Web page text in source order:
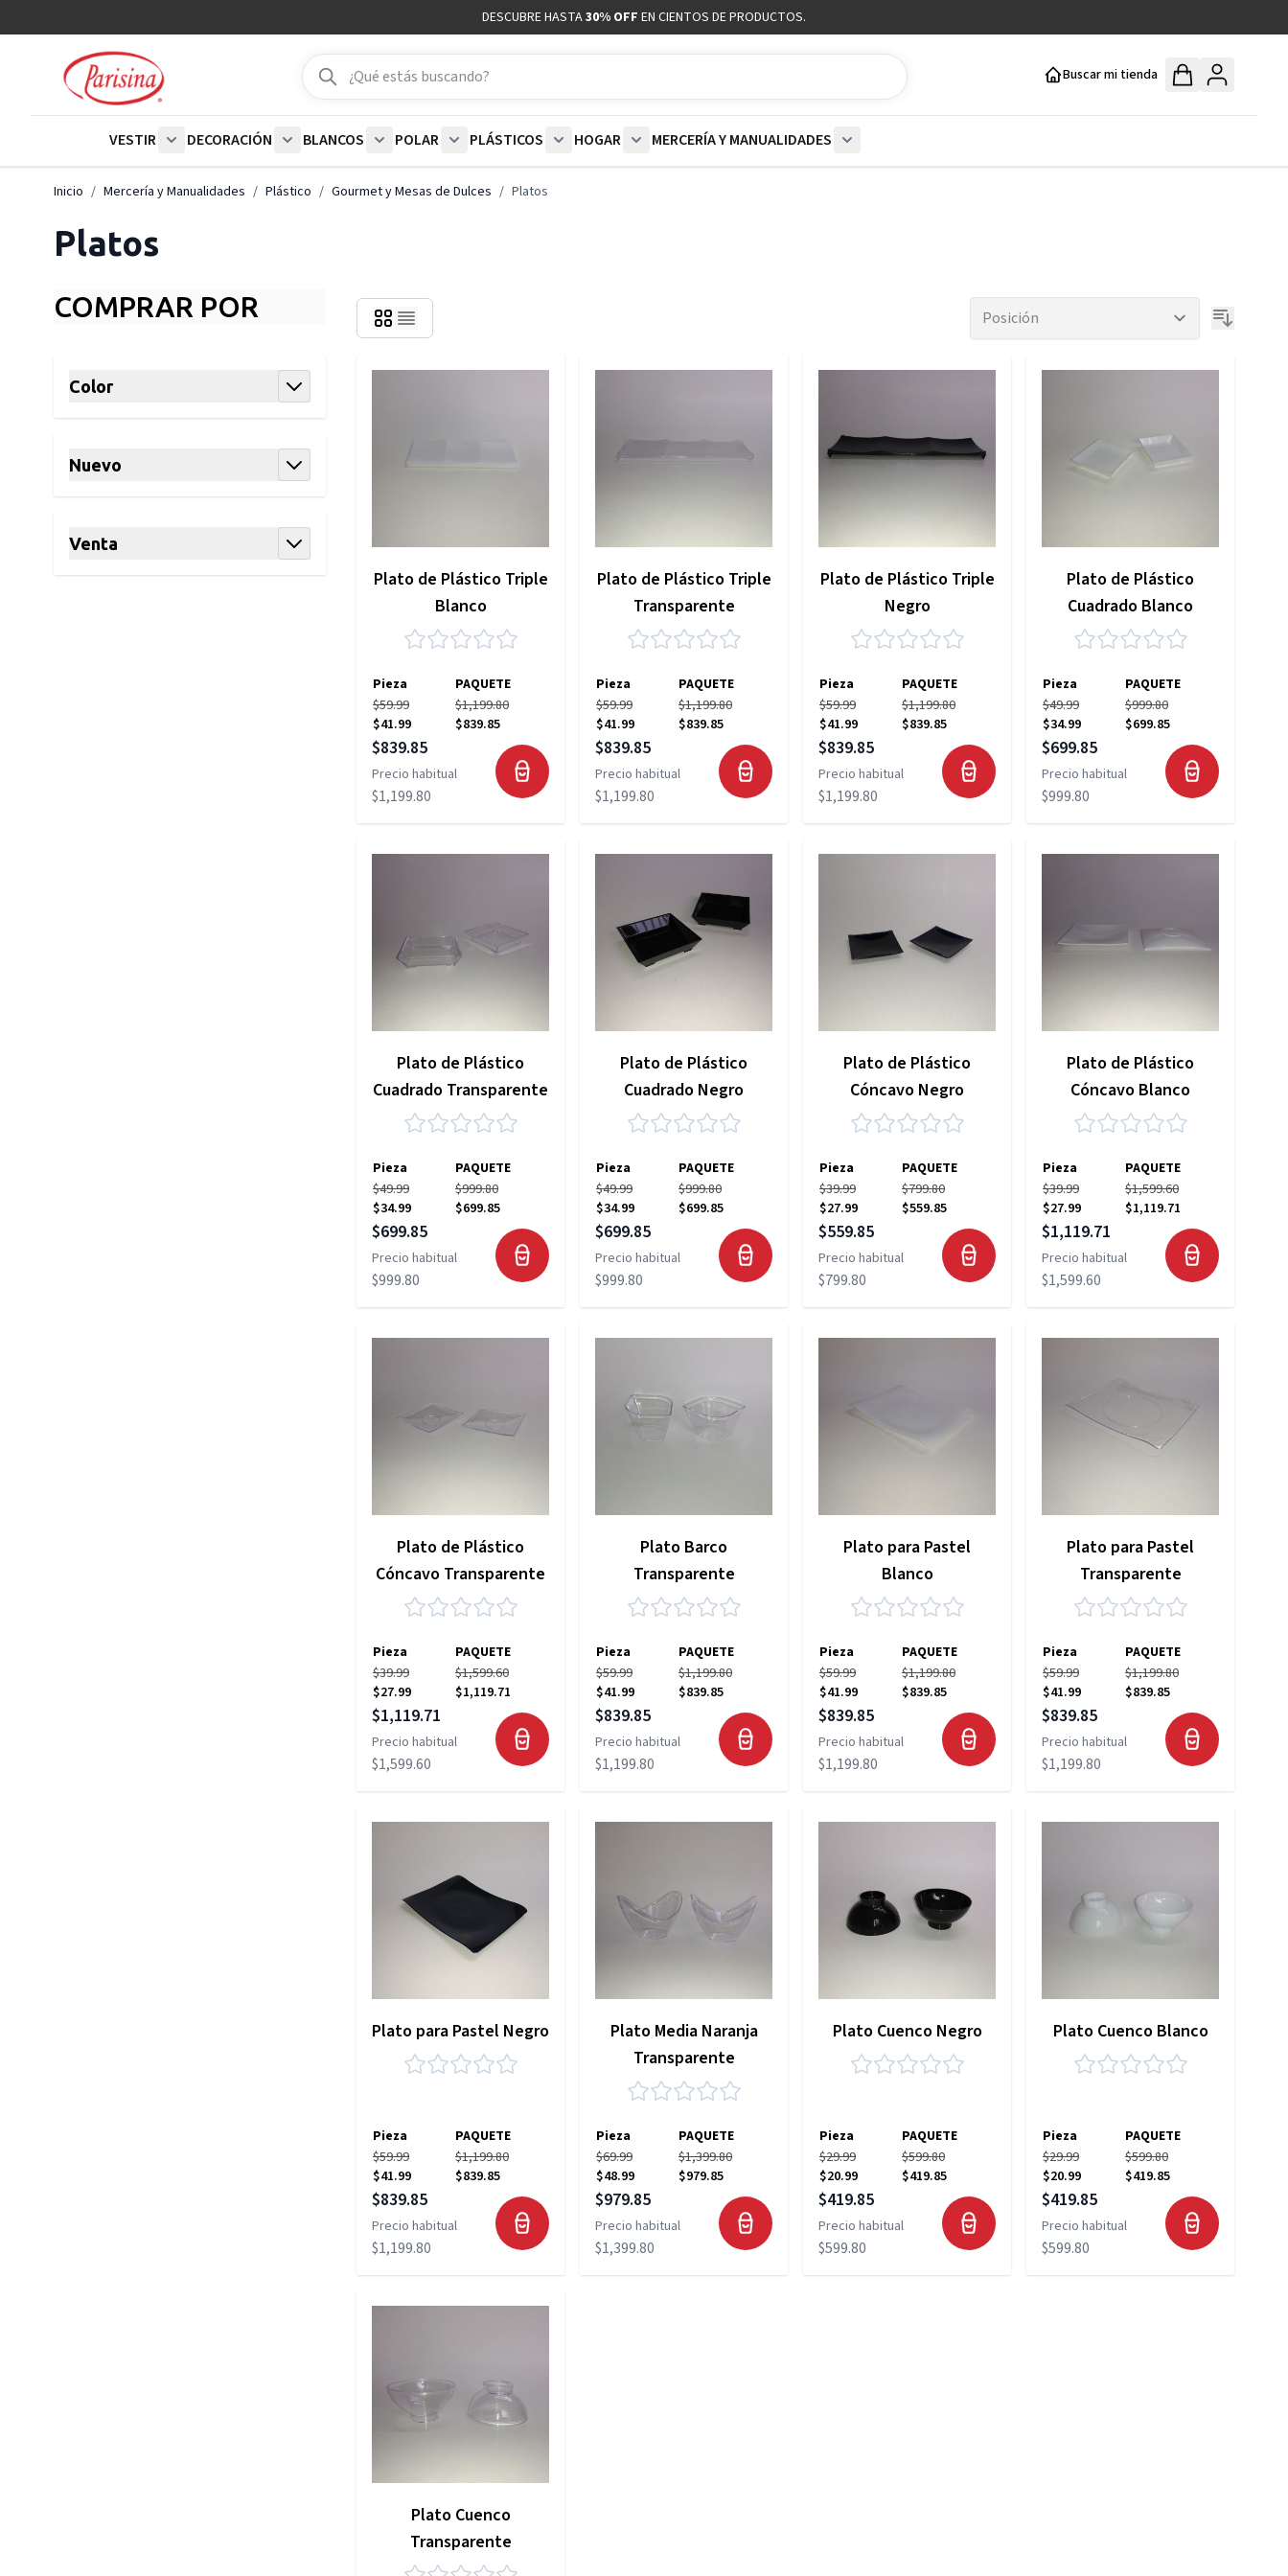
DESCUBRE HASTA30% OFF EN CIENTOS DE PRODUCTOS.
Buscar
Buscar
Buscar mi tienda
VESTIR
DECORACIÓN
BLANCOS
POLAR
PLÁSTICOS
HOGAR
MERCERÍA Y MANUALIDADES
Inicio / Mercería y Manualidades / Plástico / Gourmet y Mesas de Dulces / Platos
Platos
COMPRAR POR
Color
Nuevo
Venta
Plato de Plástico Triple
Blanco
Pieza
PAQUETE
$59.99
$41.99
$1,199.80
$839.85
Precio especial
$839.85
Precio habitual
$1,199.80
Plato de Plástico Triple
Transparente
Pieza
PAQUETE
$59.99
$41.99
$1,199.80
$839.85
Precio especial
$839.85
Precio habitual
$1,199.80
Plato de Plástico Triple
Negro
Pieza
PAQUETE
$59.99
$41.99
$1,199.80
$839.85
Precio especial
$839.85
Precio habitual
$1,199.80
Plato de Plástico
Cuadrado Blanco
Pieza
PAQUETE
$49.99
$34.99
$999.80
$699.85
Precio especial
$699.85
Precio habitual
$999.80
Plato de Plástico
Cuadrado Transparente
Pieza
PAQUETE
$49.99
$34.99
$999.80
$699.85
Precio especial
$699.85
Precio habitual
$999.80
Plato de Plástico
Cuadrado Negro
Pieza
PAQUETE
$49.99
$34.99
$999.80
$699.85
Precio especial
$699.85
Precio habitual
$999.80
Plato de Plástico
Cóncavo Negro
Pieza
PAQUETE
$39.99
$27.99
$799.80
$559.85
Precio especial
$559.85
Precio habitual
$799.80
Plato de Plástico
Cóncavo Blanco
Pieza
PAQUETE
$39.99
$27.99
$1,599.60
$1,119.71
Precio especial
$1,119.71
Precio habitual
$1,599.60
Plato de Plástico
Cóncavo Transparente
Pieza
PAQUETE
$39.99
$27.99
$1,599.60
$1,119.71
Precio especial
$1,119.71
Precio habitual
$1,599.60
Plato Barco
Transparente
Pieza
PAQUETE
$59.99
$41.99
$1,199.80
$839.85
Precio especial
$839.85
Precio habitual
$1,199.80
Plato para Pastel
Blanco
Pieza
PAQUETE
$59.99
$41.99
$1,199.80
$839.85
Precio especial
$839.85
Precio habitual
$1,199.80
Plato para Pastel
Transparente
Pieza
PAQUETE
$59.99
$41.99
$1,199.80
$839.85
Precio especial
$839.85
Precio habitual
$1,199.80
Plato para Pastel Negro
Pieza
PAQUETE
$59.99
$41.99
$1,199.80
$839.85
Precio especial
$839.85
Precio habitual
$1,199.80
Plato Media Naranja
Transparente
Pieza
PAQUETE
$69.99
$48.99
$1,399.80
$979.85
Precio especial
$979.85
Precio habitual
$1,399.80
Plato Cuenco Negro
Pieza
PAQUETE
$29.99
$20.99
$599.80
$419.85
Precio especial
$419.85
Precio habitual
$599.80
Plato Cuenco Blanco
Pieza
PAQUETE
$29.99
$20.99
$599.80
$419.85
Precio especial
$419.85
Precio habitual
$599.80
Plato Cuenco
Transparente